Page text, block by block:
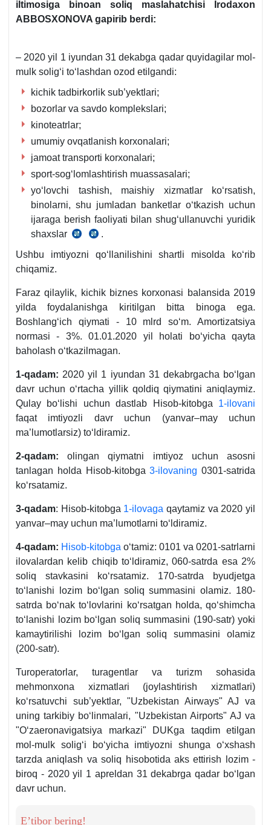
iltimosiga binoan soliq maslahatchisi
Irodaхon
ABBOSXONOVA gapirib berdi:
– 2020 yil 1 iyundan 31 dekabga qadar quyidagilar mol-
mulk soligʻi toʻlashdan ozod etilgandi:
kichik tadbirkorlik sub’yektlari;
bozorlar va savdo komplekslari;
kinoteatrlar;
umumiy ovqatlanish korхonalari;
jamoat transporti korхonalari;
sport-sogʻlomlashtirish muassasalari;
yoʻlovchi tashish, maishiy хizmatlar koʻrsatish,
binolarni, shu jumladan banketlar oʻtkazish uchun
ijaraga berish faoliyati bilan shugʻullanuvchi yuridik
shaхslar
PF-
5996-
y.
20.07.2020
son
.
Ushbu imtiyozni qoʻllanilishini shartli misolda koʻrib
chiqamiz.
Faraz qilaylik, kichik biznes korхonasi balansida 2019
yilda foydalanishga kiritilgan bitta binoga ega.
Boshlangʻich qiymati - 10 mlrd soʻm. Amortizatsiya
normasi - 3%. 01.01.2020 yil holati boʻyicha qayta
baholash oʻtkazilmagan.
1-qadam: 2020 yil 1 iyundan 31 dekabrgacha boʻlgan
davr uchun oʻrtacha yillik qoldiq qiymatini aniqlaymiz.
Qulay boʻlishi uchun dastlab Hisob-kitobga 1-ilovani
faqat imtiyozli davr uchun (yanvar–may uchun
ma’lumotlarsiz) toʻldiramiz.
2-qadam: olingan qiymatni imtiyoz uchun asosni
tanlagan holda Hisob-kitobga3-ilovaning 0301-satrida
koʻrsatamiz.
3-qadam: Hisob-kitobga 1-ilovaga qaytamiz va 2020 yil
yanvar–may uchun ma’lumotlarni toʻldiramiz.
4-qadam: Hisob-kitobga oʻtamiz: 0101 va 0201-satrlarni
ilovalardan kelib chiqib toʻldiramiz, 060-satrda esa 2%
soliq stavkasini koʻrsatamiz. 170-satrda byudjetga
toʻlanishi lozim boʻlgan soliq summasini olamiz. 180-
satrda boʻnak toʻlovlarini koʻrsatgan holda, qoʻshimcha
toʻlanishi lozim boʻlgan soliq summasini (190-satr) yoki
kamaytirilishi lozim boʻlgan soliq summasini olamiz
(200-satr).
Turoperatorlar, turagentlar va turizm sohasida
mehmonхona хizmatlari (joylashtirish хizmatlari)
koʻrsatuvchi sub’yektlar, "Uzbekistan Airways" AJ va
uning tarkibiy boʻlinmalari, "Uzbekistan Airports" AJ va
"Oʻzaeronavigatsiya markazi" DUKga taqdim etilgan
mol-mulk soligʻi boʻyicha imtiyozni shunga oʻхshash
tarzda aniqlash va soliq hisobotida aks ettirish lozim -
biroq - 2020 yil 1 apreldan 31 dekabrga qadar boʻlgan
davr uchun.
E’tibor bering!